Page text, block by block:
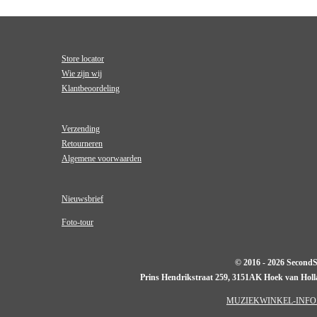
Store locator
Wie zijn wij
Klantbeoordeling
Verzending
Retourneren
Algemene voorwaarden
Nieuwsbrief
Foto-tour
© 2016 - 2026
Prins Hendrikstraat 259, 3151AK Hoek van
MUZIEKWINKEL-